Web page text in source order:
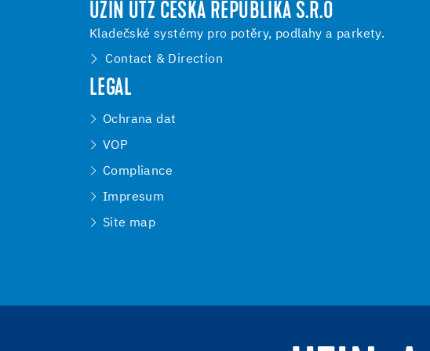
UZIN UTZ ČESKÁ REPUBLIKA S.R.O
Kladečské systémy pro potěry, podlahy a parkety.
Contact & Direction
LEGAL
Ochrana dat
VOP
Compliance
Impresum
Site map